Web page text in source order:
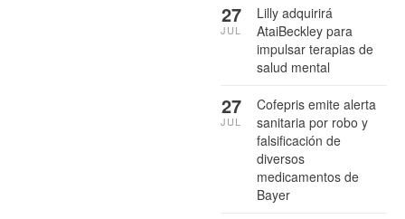
Lilly adquirirá
AtaiBeckley para
impulsar terapias de
salud mental
27
JUL
Cofepris emite alerta
sanitaria por robo y
falsificación de
diversos
medicamentos de
Bayer
27
JUL